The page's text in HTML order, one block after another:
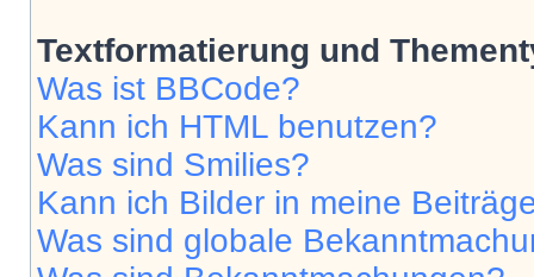
Textformatierung und
Was ist BBCode?
Kann ich HTML benutzen?
Was sind Smilies?
Kann ich Bilder in meine
Was sind globale